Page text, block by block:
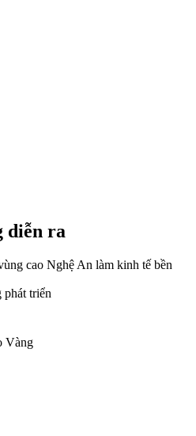
diễn ra
cao Nghệ An làm kinh tế bền
phát triển
Vàng